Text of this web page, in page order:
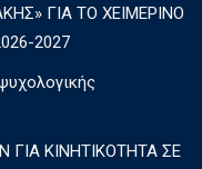
ΓΙΑ ΤΟ ΧΕΙΜΕΡΙΝΟ
2027
ΚΙΝΗΤΙΚΟΤΗΤΑ ΣΕ